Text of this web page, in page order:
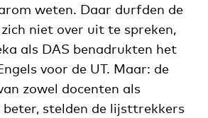
weten. Daar durfden de
niet over uit te spreken,
als DAS benadrukten het
voor de UT. Maar: de
zowel docenten als
stelden de lijsttrekkers